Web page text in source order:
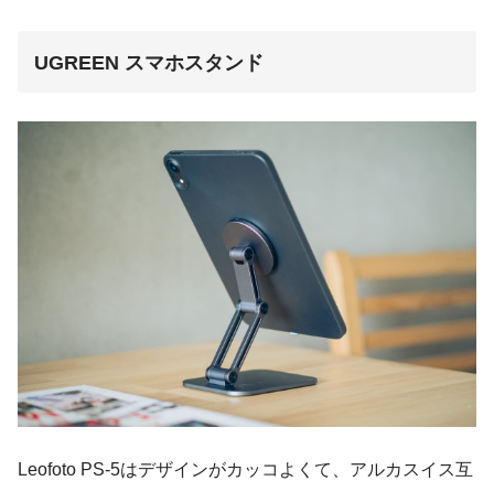
UGREEN スマホスタンド
Leofoto PS-5はデザインがカッコよくて、アルカスイス互